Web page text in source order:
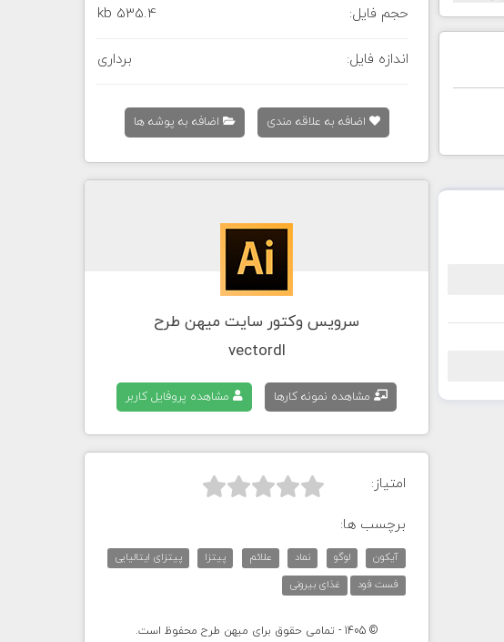
حجم فایل: 535.4 kb
اندازه فایل: برداری
اضافه به علاقه مندی اضافه به پوشه ها
سرویس وکتور سایت میهن طرح
vectordl
مشاهده نمونه کارها مشاهده پروفایل کاربر
امتیاز: 


برچسب ها:
آیکون لوگو نماد علائم پیتزا
پیتزای ایتالیایی
فست فود
غذای بیرونی
© 1405 - تمامی حقوق برای میهن طرح محفوظ است.